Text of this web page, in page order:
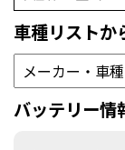
車種リストか
バッテリー情